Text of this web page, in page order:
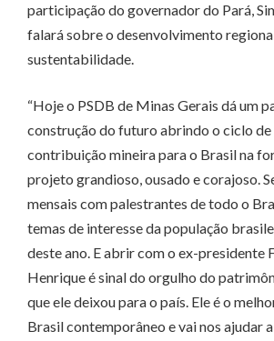
participação do governador do Pará,
falará sobre o desenvolvimento
sustentabilidade.
“Hoje o PSDB de Minas Gerais dá um
construção do futuro abrindo o ciclo de
contribuição mineira para o Brasil na
projeto grandioso, ousado e corajoso.
mensais com palestrantes de todo o
temas de interesse da população
deste ano. E abrir com o ex-presidente
Henrique é sinal do orgulho do
que ele deixou para o país. Ele é o
Brasil contemporâneo e vai nos ajudar